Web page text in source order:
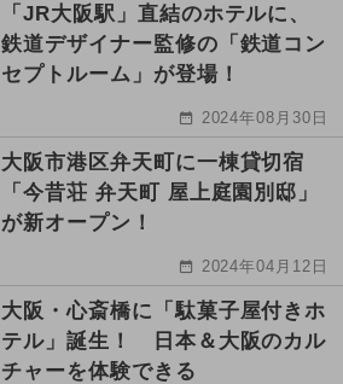
「JR大阪駅」直結のホテルに、
鉄道デザイナー監修の「鉄道コン
セプトルーム」が登場！
2024年08月30日
大阪市港区弁天町に一棟貸切宿
「今昔荘 弁天町 屋上庭園別邸」
が新オープン！
2024年04月12日
大阪・心斎橋に「駄菓子屋付きホ
テル」誕生！ 日本＆大阪のカル
チャーを体験できる